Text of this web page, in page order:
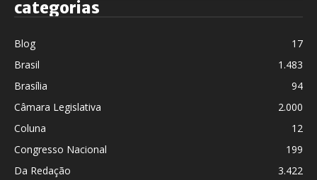
categorias
Blog
17
Brasil
1.483
Brasília
94
Câmara Legislativa
2.000
Coluna
12
Congresso Nacional
199
Da Redação
3.422